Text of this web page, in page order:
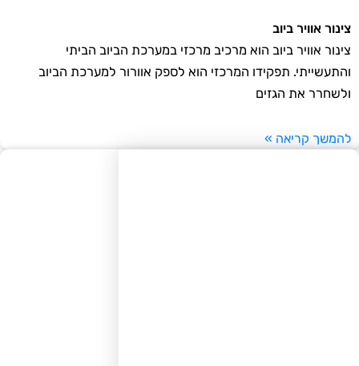
אוויר ביוב
אוויר ביוב הוא מרכיב מרכזי במערכת הביוב הביתי
תפקידו המרכזי הוא לספק אוורור למערכת הביוב
את הגזים
קריאה »